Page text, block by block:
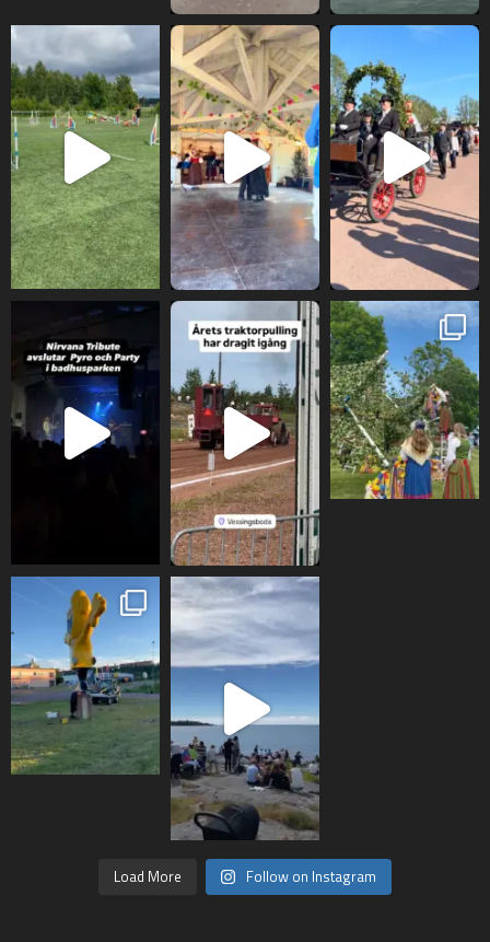
Load More Follow on Instagram